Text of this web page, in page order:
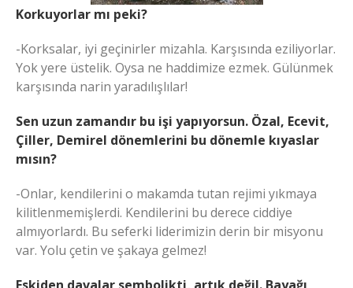
Korkuyorlar mı peki?
-Korksalar, iyi geçinirler mizahla. Karşısında eziliyorlar.
Yok yere üstelik. Oysa ne haddimize ezmek. Gülünmek
karşısında narin yaradılışlılar!
Sen uzun zamandır bu işi yapıyorsun. Özal, Ecevit,
Çiller, Demirel dönemlerini bu dönemle kıyaslar
mısın?
-Onlar, kendilerini o makamda tutan rejimi yıkmaya
kilitlenmemişlerdi. Kendilerini bu derece ciddiye
almıyorlardı. Bu seferki liderimizin derin bir misyonu
var. Yolu çetin ve şakaya gelmez!
Eskiden davalar sembolikti, artık değil. Bayağı